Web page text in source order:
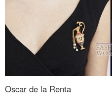
Oscar de la Renta